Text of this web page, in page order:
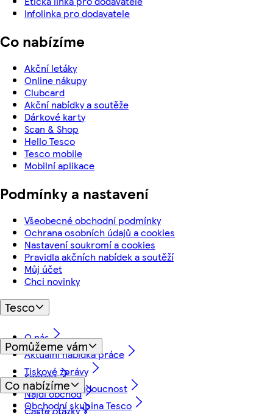
Infolinka pro dodavatele
Co nabízíme
Akční letáky
Online nákupy
Clubcard
Akční nabídky a soutěže
Dárkové karty
Scan & Shop
Hello Tesco
Tesco mobile
Mobilní aplikace
Podmínky a nastavení
Všeobecné obchodní podmínky
Ochrana osobních údajů a cookies
Nastavení soukromí a cookies
Pravidla akčních nabídek a soutěží
Můj účet
Chci novinky
Tesco
O nás
Aktuální nabídka práce
Tiskové zprávy
Myslíme na budoucnost
Obchodní skupina Tesco
Pomůžeme vám
Kontakt
Najdi obchod
Časté otázky
Co nabízíme